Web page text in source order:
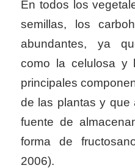
En todos los
semillas, los
abundantes, ya
como la celulosa y
principales
de las plantas y que
fuente de
forma de
2006).